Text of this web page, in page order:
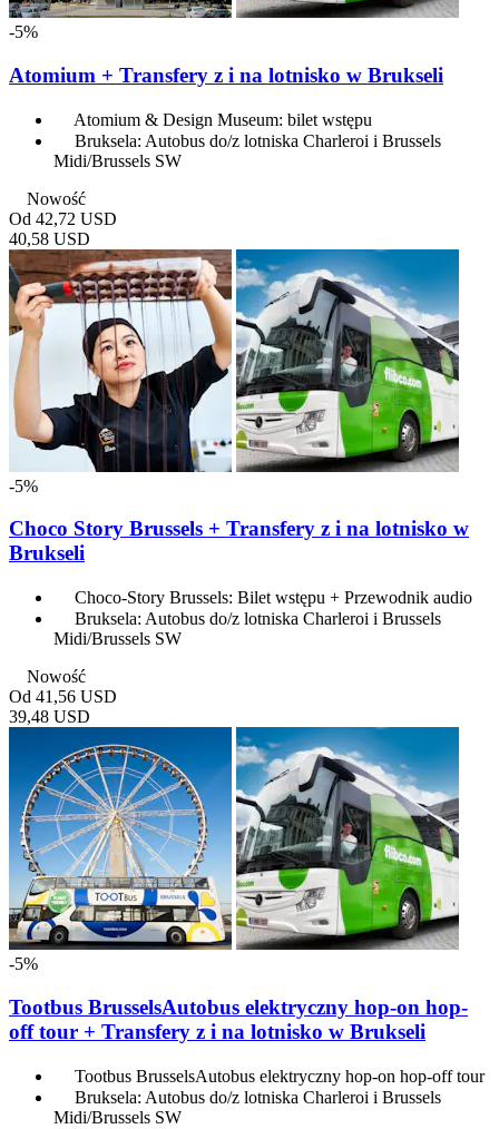
-5%
Atomium + Transfery z i na lotnisko w Brukseli
Atomium & Design Museum: bilet wstępu
Bruksela: Autobus do/z lotniska Charleroi i Brussels
Midi/Brussels SW
Nowość
Od 42,72 USD
40,58 USD
-5%
Choco Story Brussels + Transfery z i na lotnisko w
Brukseli
Choco-Story Brussels: Bilet wstępu + Przewodnik audio
Bruksela: Autobus do/z lotniska Charleroi i Brussels
Midi/Brussels SW
Nowość
Od 41,56 USD
39,48 USD
-5%
Tootbus BrusselsAutobus elektryczny hop-on hop-
off tour + Transfery z i na lotnisko w Brukseli
Tootbus BrusselsAutobus elektryczny hop-on hop-off tour
Bruksela: Autobus do/z lotniska Charleroi i Brussels
Midi/Brussels SW